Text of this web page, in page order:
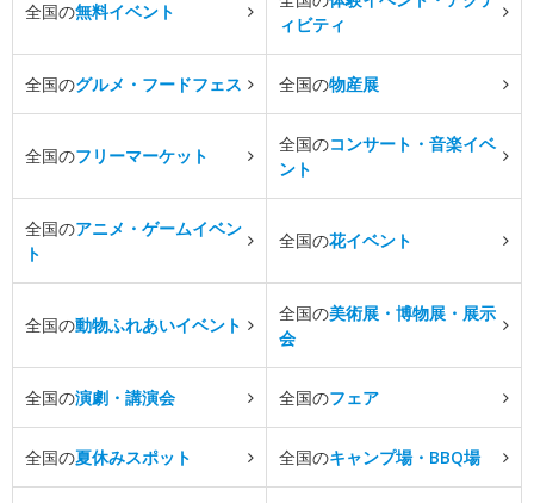
全国の無料イベント
ィビティ
全国のグルメ・フードフェス 全国の物産展
全国のフリーマーケット
全国のコンサート・音楽イベ
ント
全国のアニメ・ゲームイベン
ト
全国の花イベント
全国の動物ふれあいイベント
全国の美術展・博物展・展示
会
全国の演劇・講演会 全国のフェア
全国の夏休みスポット 全国のキャンプ場・BBQ場